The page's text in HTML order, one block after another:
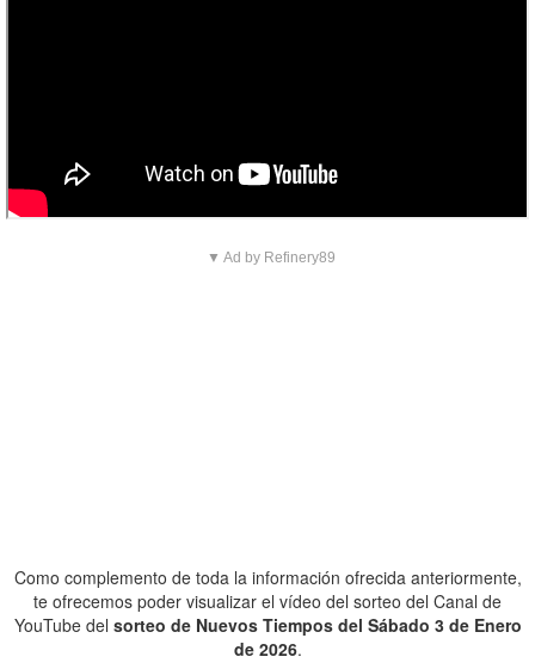
▼ Ad by Refinery89
Como complemento de toda la información ofrecida anteriormente,
te ofrecemos poder visualizar el vídeo del sorteo del Canal de
YouTube del sorteo de Nuevos Tiempos del Sábado 3 de Enero
de 2026.